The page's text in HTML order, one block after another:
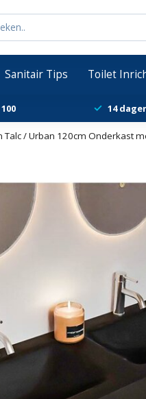
Sanitair Tips Toilet
14
/ Urban 120cm Onderkast